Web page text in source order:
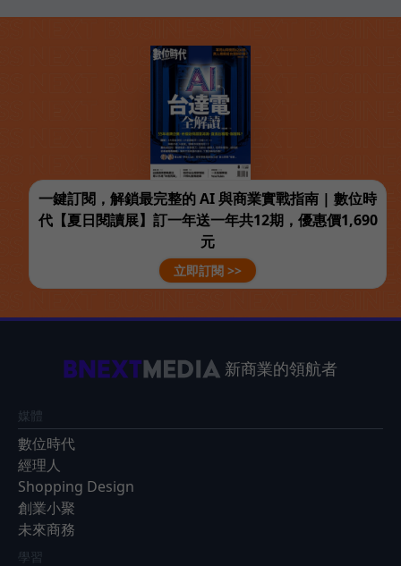
一鍵訂閱，解鎖最完整的 AI 與商業實戰指南 | 數位時
代【夏日閱讀展】訂一年送一年共12期，優惠價1,690
元
立即訂閱 >>
新商業的領航者
媒體
數位時代
經理人
Shopping Design
創業小聚
未來商務
學習